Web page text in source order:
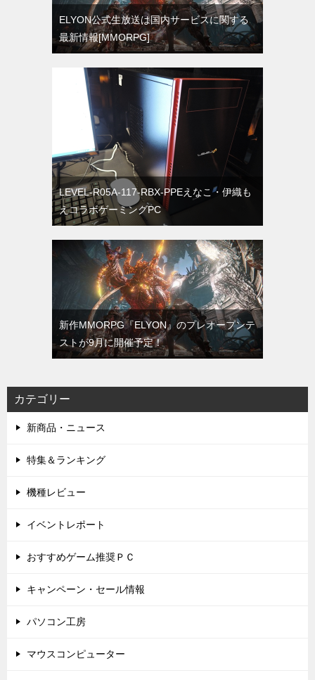
ELYON公式生放送は国内サービスに関する
最新情報[MMORPG]
LEVEL-R05A-117-RBX-PPEえなこ・伊織も
えコラボゲーミングPC
新作MMORPG『ELYON』のプレオープンテ
ストが9月に開催予定！
カテゴリー
新商品・ニュース
特集＆ランキング
機種レビュー
イベントレポート
おすすめゲーム推奨ＰＣ
キャンペーン・セール情報
パソコン工房
マウスコンピューター